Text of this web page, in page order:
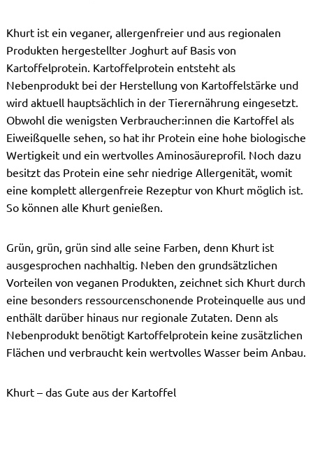
Khurt ist ein veganer, allergenfreier und aus regionalen
Produkten hergestellter Joghurt auf Basis von
Kartoffelprotein. Kartoffelprotein entsteht als
Nebenprodukt bei der Herstellung von Kartoffelstärke und
wird aktuell hauptsächlich in der Tierernährung eingesetzt.
Obwohl die wenigsten Verbraucher:innen die Kartoffel als
Eiweißquelle sehen, so hat ihr Protein eine hohe biologische
Wertigkeit und ein wertvolles Aminosäureprofil. Noch dazu
besitzt das Protein eine sehr niedrige Allergenität, womit
eine komplett allergenfreie Rezeptur von Khurt möglich ist.
So können alle Khurt genießen.
Grün, grün, grün sind alle seine Farben, denn Khurt ist
ausgesprochen nachhaltig. Neben den grundsätzlichen
Vorteilen von veganen Produkten, zeichnet sich Khurt durch
eine besonders ressourcenschonende Proteinquelle aus und
enthält darüber hinaus nur regionale Zutaten. Denn als
Nebenprodukt benötigt Kartoffelprotein keine zusätzlichen
Flächen und verbraucht kein wertvolles Wasser beim Anbau.
Khurt – das Gute aus der Kartoffel